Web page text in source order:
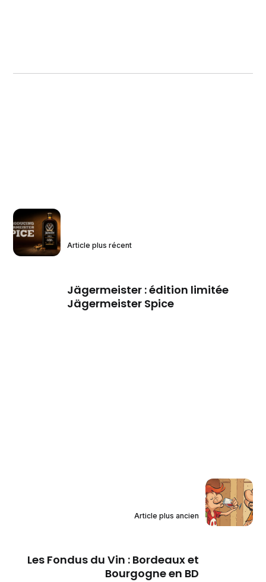
Article plus récent
Jägermeister : édition limitée
Jägermeister Spice
Article plus ancien
Les Fondus du Vin : Bordeaux et
Bourgogne en BD